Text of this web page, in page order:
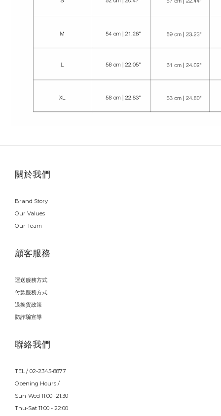
關於我們
Brand Story
Our Values
Our Team
顧客服務
運送服務方式
付款服務方式
退換貨政策
防詐騙宣導
聯絡我們
TEL / 02-2345-8877
Opening Hours /
Sun-Wed 11:00 -21:30
Thu-Sat 11:00 - 22:00